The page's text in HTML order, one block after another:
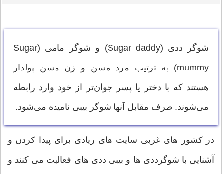
شوگر ددی (Sugar daddy) و شوگر مامی (Sugar
mummy) به ترتیب مرد مسن و زن مسن پولدار
هستند که با دختر یا پسر جوان‌تر از خود وارد رابطه
می‌شوند. طرف مقابل آنها شوگر بیبی نامیده می‌شود.
در کشور های غربی سایت های زیادی برای پیدا کردن و
آشنایی با شوگرددی ها و بیبی ددی های فعالیت می کنند و